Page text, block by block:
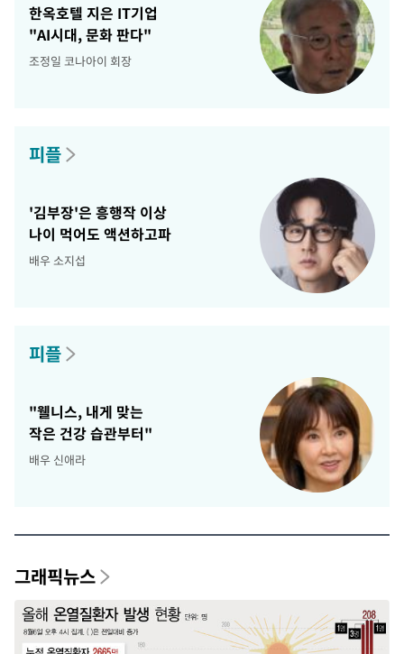
한옥호텔 지은 IT기업
"AI시대, 문화 판다"
조정일 코나아이 회장
피플
'김부장'은 흥행작 이상
나이 먹어도 액션하고파
배우 소지섭
피플
"웰니스, 내게 맞는
작은 건강 습관부터"
배우 신애라
그래픽뉴스